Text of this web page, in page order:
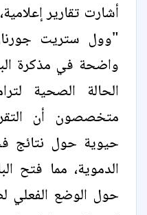
أشارت تقارير
"وول ستريت
واضحة في مذكرة
الحالة الصحية
متخصصون أن
حيوية حول نتائج
الدموية، مما فتح
حول الوضع الفعلي